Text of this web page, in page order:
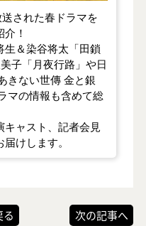
された春ドラマを
！
＆染谷将太「田鎖
子「月夜行路」や日
きない世傳 金と銀
マの情報も含めて総
ャスト、記者会見
けします。
次の記事へ